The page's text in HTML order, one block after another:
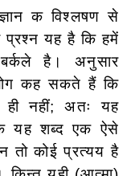
क विश्लषण से
प्रश्न यह है कि हमें
है। अनुसार
कह सकते हैं कि
नहीं; अतः यह
यह शब्द एक ऐसे
तो कोई प्रत्यय है